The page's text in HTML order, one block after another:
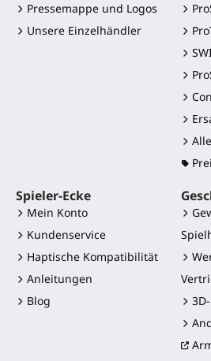
Pressemappe und Logos
Unsere Einzelhändler
Spieler-Ecke
Mein Konto
Kundenservice
Haptische Kompatibilität
Anleitungen
Blog